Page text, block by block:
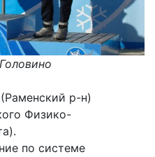
р-н)
Физико-
по системе